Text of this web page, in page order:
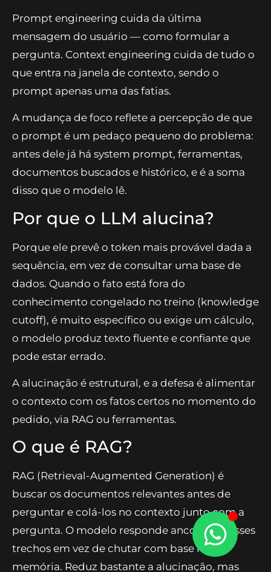
Prompt engineering cuida da última
mensagem do usuário — como formular a
pergunta. Context engineering cuida de tudo o
que entra na janela de contexto, sendo o
prompt apenas uma das fatias.
A mudança de foco reflete a percepção de que
o prompt é um pedaço pequeno do problema:
antes dele já há system prompt, ferramentas,
documentos buscados e histórico, e é a soma
disso que o modelo lê.
Por que o LLM alucina?
Porque ele prevê o token mais provável dada a
sequência, em vez de consultar uma base de
dados. Quando o fato está fora do
conhecimento congelado no treino (knowledge
cutoff), é muito específico ou exige um cálculo,
o modelo produz texto fluente e confiante que
pode estar errado.
A alucinação é estrutural, e a defesa é alimentar
o contexto com os fatos certos no momento do
pedido, via RAG ou ferramentas.
O que é RAG?
RAG (Retrieval-Augmented Generation) é
buscar os documentos relevantes antes de
perguntar e colá-los no contexto junto com a
pergunta. O modelo responde ancorado nesses
trechos em vez de chutar com base na
memória. Reduz bastante a alucinação, mas